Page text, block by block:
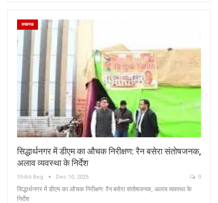
लखनऊ
सिद्धार्थनगर में डीएम का औचक निरीक्षण: रैन बसेरा संतोषजनक,
अलाव व्यवस्था के निर्देश
Shibli Beg Dec 10, 2025 0
सिद्धार्थनगर में डीएम का औचक निरीक्षण: रैन बसेरा संतोषजनक, अलाव व्यवस्था के
निर्देश